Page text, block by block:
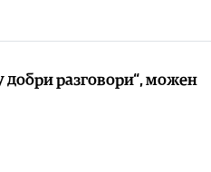
разговори“, можен